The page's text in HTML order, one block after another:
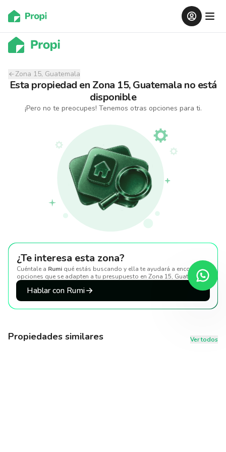
Zona 15, Guatemala
Esta propiedad en Zona 15, Guatemala no está
disponible
¡Pero no te preocupes! Tenemos otras opciones para ti.
¿Te interesa esta zona?
Cuéntale a Rumi qué estás buscando y ella te ayudará a encontrar
opciones que se adapten a tu presupuesto en Zona 15, Guatemala.
Hablar con Rumi
Propiedades similares Ver todos